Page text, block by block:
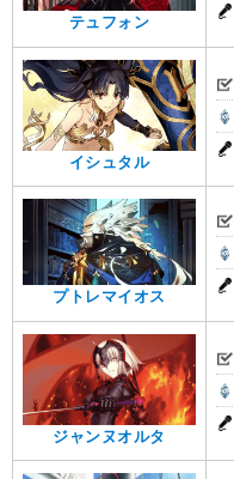
テュフォン
イシュタル
プトレマイオス
ジャンヌオルタ